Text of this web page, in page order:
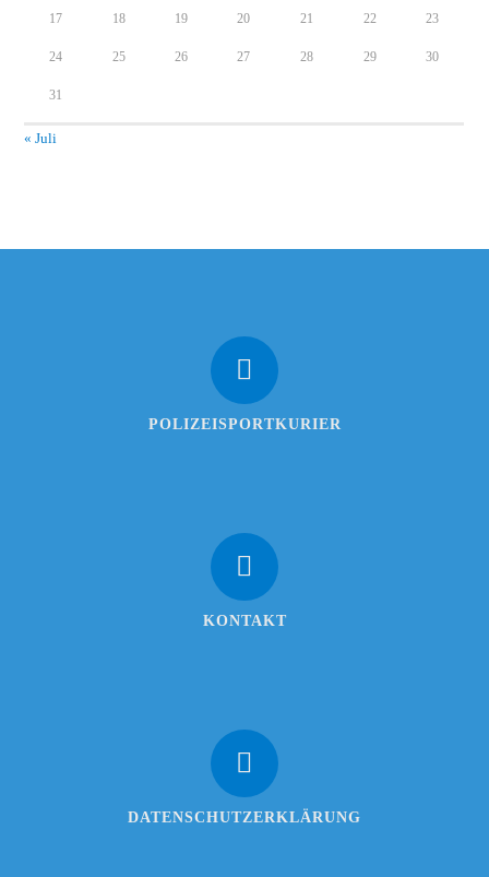
17 18 19 20 21 22 23
24 25 26 27 28 29 30
31
« Juli
POLIZEISPORTKURIER
KONTAKT
DATENSCHUTZERKLÄRUNG